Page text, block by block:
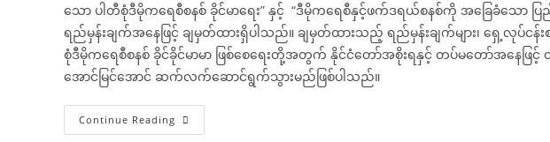
သော ပါတီစုံဒီမိုကရေစီစနစ် ခိုင်မာရေး” နှင့် “ဒီမိုကရေစီနှင့်ဖက်ဒရယ်စနစ်ကို အခြေခံသော
ရည်မှန်းချက်အနေဖြင့် ချမှတ်ထားရှိပါသည်။ ချမှတ်ထားသည့် ရည်မှန်းချက်များ၊ ရှေ့လုပ်ငန်းစ
စုံဒီမိုကရေစီစနစ် ခိုင်ခိုင်မာမာ ဖြစ်စေရေးတို့အတွက် နိုင်ငံတော်အစိုးရနှင့် တပ်မတော်အနေဖြင့်
အောင်မြင်အောင် ဆက်လက်ဆောင်ရွက်သွားမည်ဖြစ်ပါသည်။
Continue Reading (၇၆)
နှစ်မြောက်